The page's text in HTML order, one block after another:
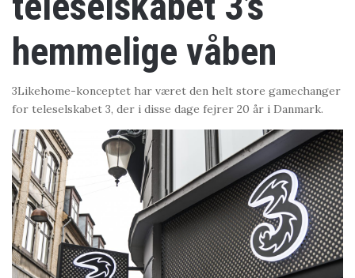
hemmelige våben
3Likehome-konceptet har været den helt store gamechanger
for teleselskabet 3, der i disse dage fejrer 20 år i Danmark.